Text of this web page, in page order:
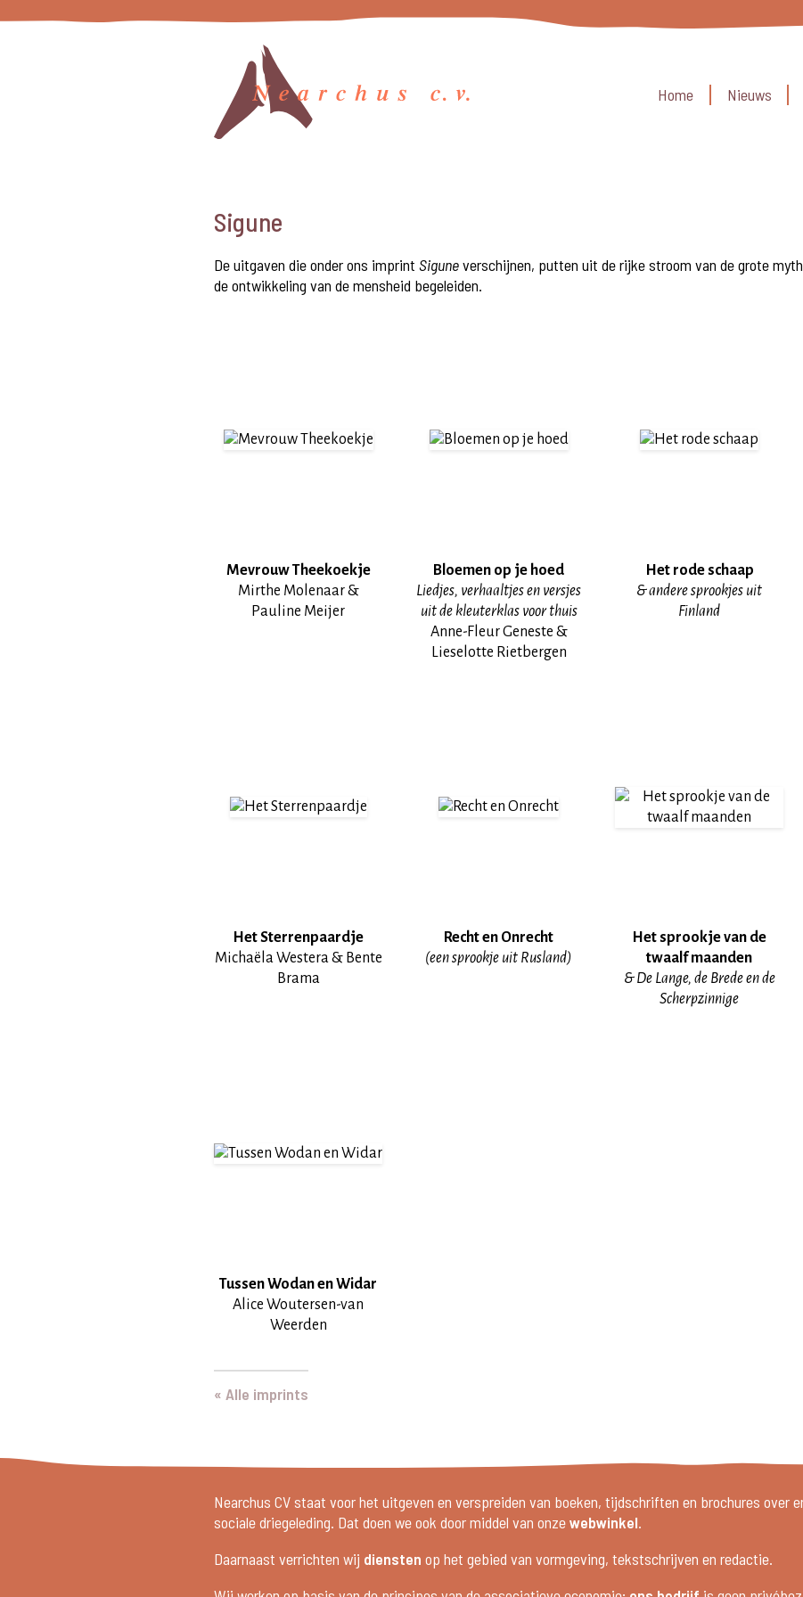
Home Nieuws
Sigune
De uitgaven die onder ons imprint Siguneverschijnen, putten uit de rijke stroom van de grote
de ontwikkeling van de mensheid begeleiden.
Mevrouw Theekoekje
Mirthe Molenaar &
Pauline Meijer
Bloemen op je hoed
Liedjes, verhaaltjes en versjes
uit de kleuterklas voor thuis
Anne-Fleur Geneste &
Lieselotte Rietbergen
Het rode schaap
& andere sprookjes uit
Finland
Het Sterrenpaardje
Michaëla Westera & Bente
Brama
Recht en Onrecht
(een sprookje uit Rusland)
Het sprookje van de
twaalf maanden
& De Lange, de Brede en de
Scherpzinnige
Tussen Wodan en Widar
Alice Woutersen-van
Weerden
« Alle imprints
Nearchus CV staat voor het uitgeven en verspreiden van boeken, tijdschriften en brochures over
sociale driegeleding. Dat doen we ook door middel van onzewebwinkel.
Daarnaast verrichten wij diensten op het gebied van vormgeving, tekstschrijven en redactie.